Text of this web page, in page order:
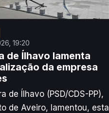
19:20
de Ílhavo lamenta
da empresa
de Ílhavo (PSD/CDS-PP),
de Aveiro, lamentou, esta